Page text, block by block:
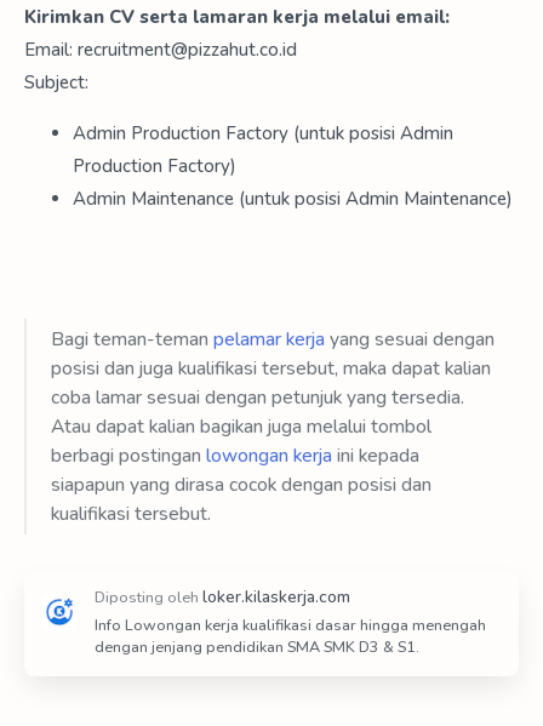
Kirimkan CV serta lamaran kerja melalui email:
Email: recruitment@pizzahut.co.id
Subject:
Admin Production Factory (untuk posisi Admin
Production Factory)
Admin Maintenance (untuk posisi Admin Maintenance)
Bagi teman-teman pelamar kerja yang sesuai dengan
posisi dan juga kualifikasi tersebut, maka dapat kalian
coba lamar sesuai dengan petunjuk yang tersedia.
Atau dapat kalian bagikan juga melalui tombol
berbagi postingan lowongan kerja ini kepada
siapapun yang dirasa cocok dengan posisi dan
kualifikasi tersebut.
Info Lowongan kerja kualifikasi dasar hingga menengah
dengan jenjang pendidikan SMA SMK D3 & S1.